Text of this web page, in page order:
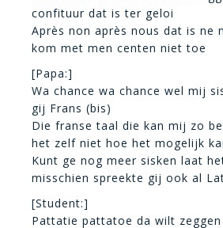
confituur dat is ter geloi
Après non après nous dat is ne
kom met men centen niet toe
[Papa:]
Wa chance wa chance wel mij
gij Frans (bis)
Die franse taal die kan mij zo
het zelf niet hoe het mogelijk
Kunt ge nog meer sisken laat
misschien spreekte gij ook al
[Student:]
Pattatie pattatoe da wilt zeggen